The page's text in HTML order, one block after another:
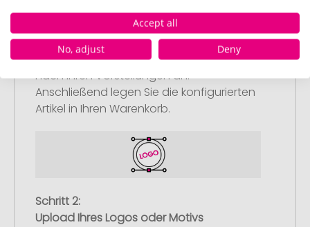
Schritt 1:
Artikelkonfiguration
Wählen Sie Ihre gewünschten
Werbeartikel aus und passen Sie diese
nach Ihren Vorstellungen an.
Anschließend legen Sie die konfigurierten
Artikel in Ihren Warenkorb.
Schritt 2:
Upload Ihres Logos oder Motivs
Accept all
No, adjust
Deny